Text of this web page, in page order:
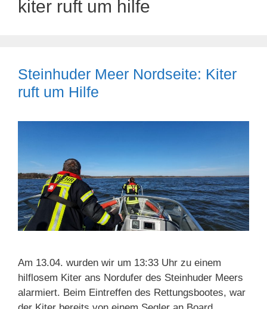
kiter ruft um hilfe
Steinhuder Meer Nordseite: Kiter
ruft um Hilfe
Am 13.04. wurden wir um 13:33 Uhr zu einem
hilflosem Kiter ans Nordufer des Steinhuder Meers
alarmiert. Beim Eintreffen des Rettungsbootes, war